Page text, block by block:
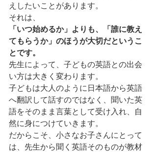
えしたいことがあります。
それは、
「いつ始めるか」よりも、「誰に教え
てもらうか」のほうが大切だというこ
とです。
先生によって、子どもの英語との出会
い方は大きく変わります。
子どもは大人のように日本語から英語
へ翻訳して話すのではなく、聞いた英
語をそのまま言葉として受け入れ、自
然に身につけていきます。
だからこそ、小さなお子さんにとって
は、先生から聞く英語そのものが教材